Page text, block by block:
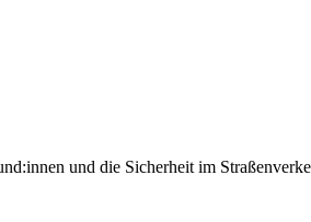
und die Sicherheit im